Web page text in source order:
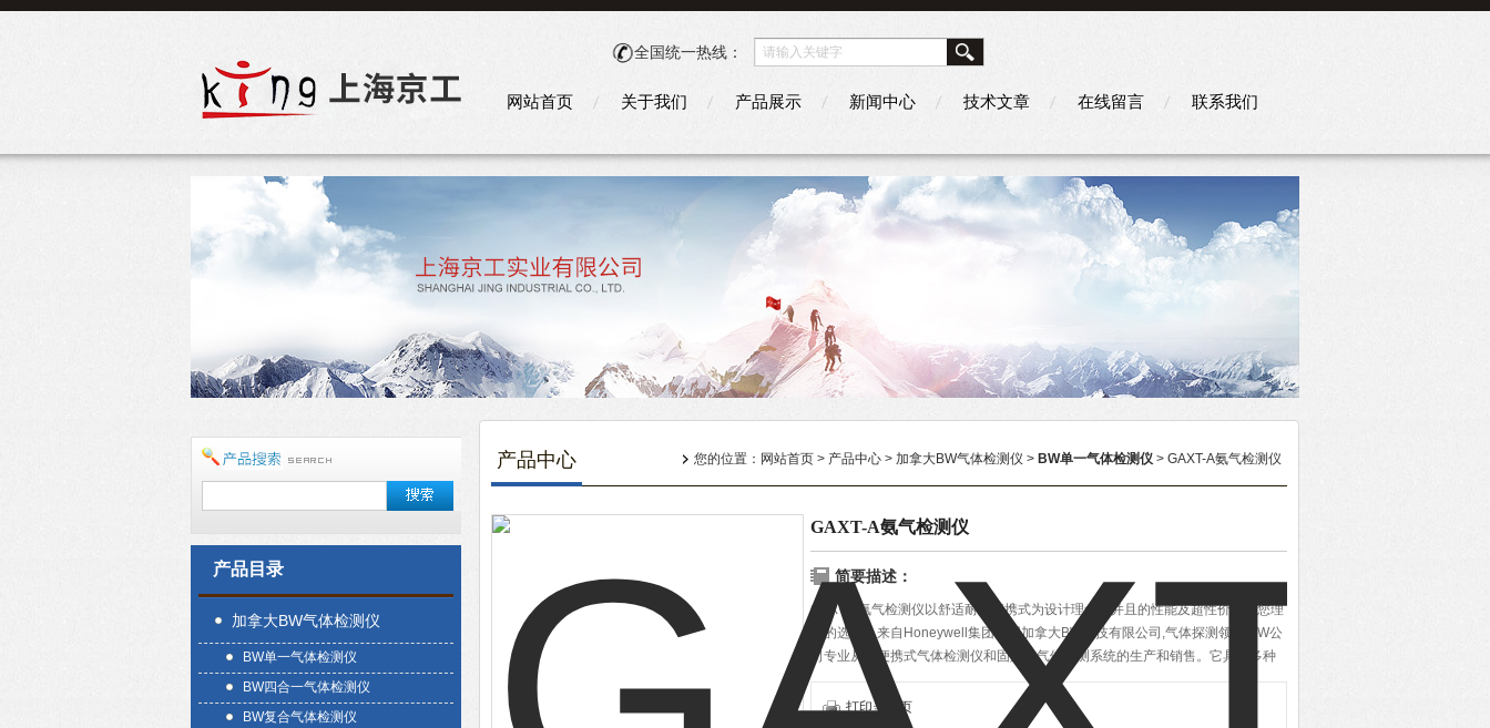
全国统一热线：
网站首页 关于我们 产品展示 新闻中心 技术文章 在线留言 联系我们
产品目录
加拿大BW气体检测仪
BW单一气体检测仪
BW四合一气体检测仪
BW复合气体检测仪
产品中心 您的位置： 网站首页 > 产品中心 > 加拿大BW气体检测仪 > BW单一气体检测仪 > GAXT-A氨气检测仪
GAXT-A氨气检测仪
简要描述：
GAXT-A氨气检测仪以舒适耐用便携式为设计理念，并且的性能及超性价比是您理
想的选择，来自Honeywell集团下属加拿大BW科技有限公司,气体探测领域,BW公
司专业从事便携式气体检测仪和固定式气体监测系统的生产和销售。它具有多种
有效的有毒气体模式，能够监控任何单一有害气体。
打印当前页